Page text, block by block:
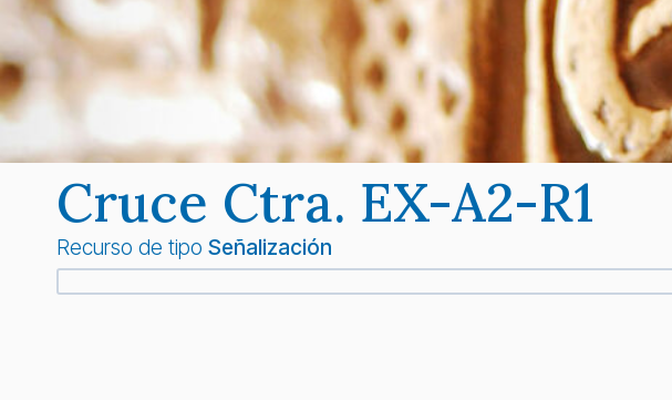
Cruce Ctra. EX-A2-R1
Recurso de tipo Señalización